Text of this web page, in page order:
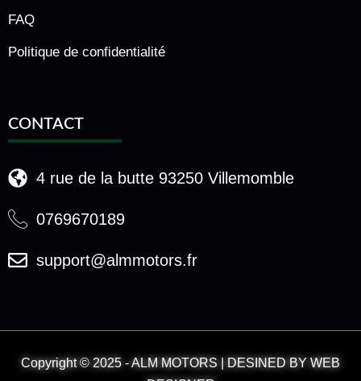
FAQ
Politique de confidentialité
CONTACT
4 rue de la butte 93250 Villemomble
0769670189
support@almmotors.fr
Copyright © 2025 - ALM MOTORS | DESINED BY WEB